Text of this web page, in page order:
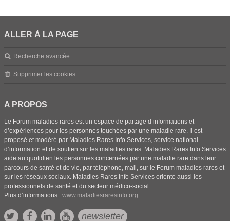
ALLER À LA PAGE
Recherche avancée
Supprimer les cookies
A PROPOS
Le Forum maladies rares est un espace de partage d’informations et
d’expériences pour les personnes touchées par une maladie rare. Il est
proposé et modéré par Maladies Rares Info Services, service national
d’information et de soutien sur les maladies rares. Maladies Rares Info Services
aide au quotidien les personnes concernées par une maladie rare dans leur
parcours de santé et de vie, par téléphone, mail, sur le Forum maladies rares et
sur les réseaux sociaux. Maladies Rares Info Services oriente aussi les
professionnels de santé et du secteur médico-social.
Plus d’informations : www.maladiesraresinfo.org
newsletter